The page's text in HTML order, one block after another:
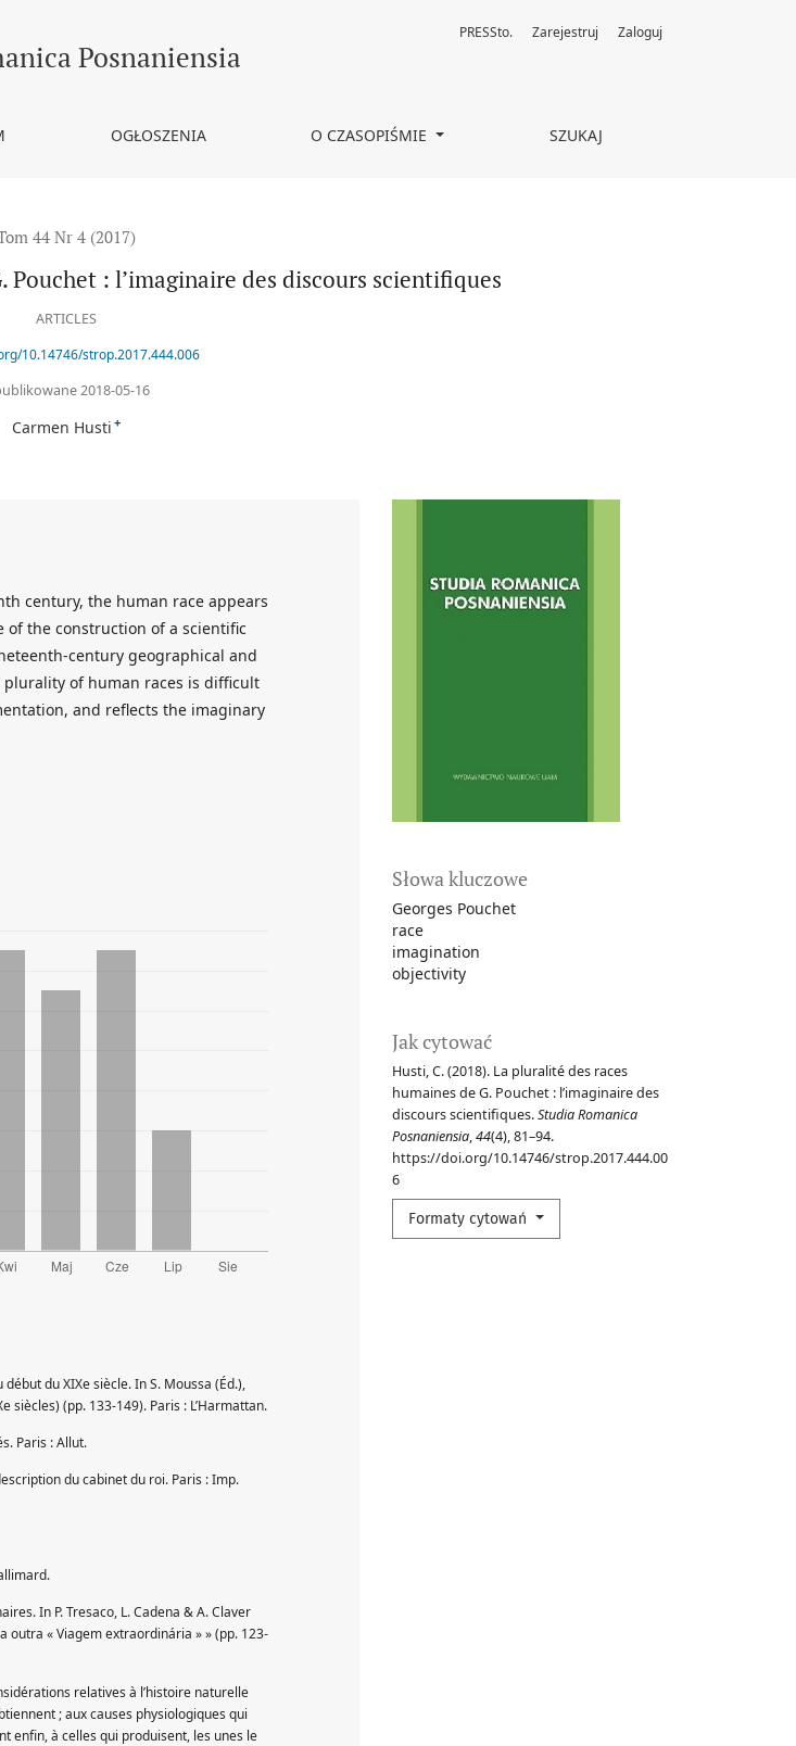
Posnaniensia
OGŁOSZENIA O CZASOPIŚMIE SZUKAJ
PRESSto. Zarejestruj Zaloguj
44 Nr 4 (2017)
Pouchet : l’imaginaire des discours scientifiques
ARTICLES
10.14746/strop.2017.444.006
2018-05-16
Carmen Husti +
Słowa kluczowe
Georges Pouchet
race
imagination
objectivity
Jak cytować
Husti, C. (2018). La pluralité des races
humaines de G. Pouchet : l’imaginaire des
discours scientifiques.Studia Romanica
Posnaniensia,44(4), 81–94.
https://doi.org/10.14746/strop.2017.444.00
6
Formaty cytowań
century, the human race appears
of the construction of a scientific
century geographical and
of human races is difficult
and reflects the imaginary
du XIXe siècle. In S. Moussa (Éd.),
siècles) (pp. 133-149). Paris : L’Harmattan.
Paris : Allut.
du cabinet du roi. Paris : Imp.
In P. Tresaco, L. Cadena & A. Claver
outra « Viagem extraordinária » » (pp. 123-
relatives à l’histoire naturelle
; aux causes physiologiques qui
enfin, à celles qui produisent, les unes le